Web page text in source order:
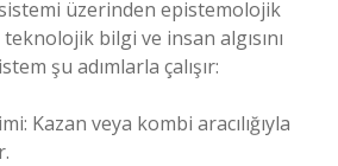
üzerinden epistemolojik
bilgi ve insan algısını
şu adımlarla çalışır:
Kazan veya kombi aracılığıyla